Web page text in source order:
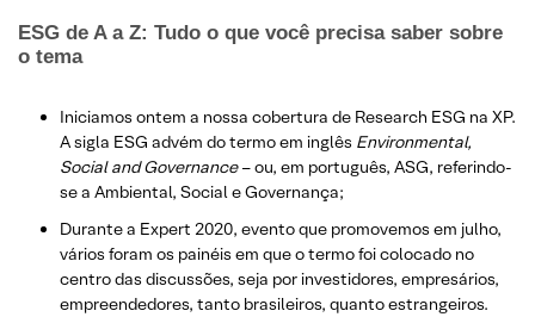
ESG de A a Z: Tudo o que você precisa saber sobre
o tema
Iniciamos ontem a nossa cobertura de Research ESG na XP.
A sigla ESG advém do termo em inglês Environmental,
Social and Governance– ou, em português, ASG, referindo-
se a Ambiental, Social e Governança;
Durante a Expert 2020, evento que promovemos em julho,
vários foram os painéis em que o termo foi colocado no
centro das discussões, seja por investidores, empresários,
empreendedores, tanto brasileiros, quanto estrangeiros.